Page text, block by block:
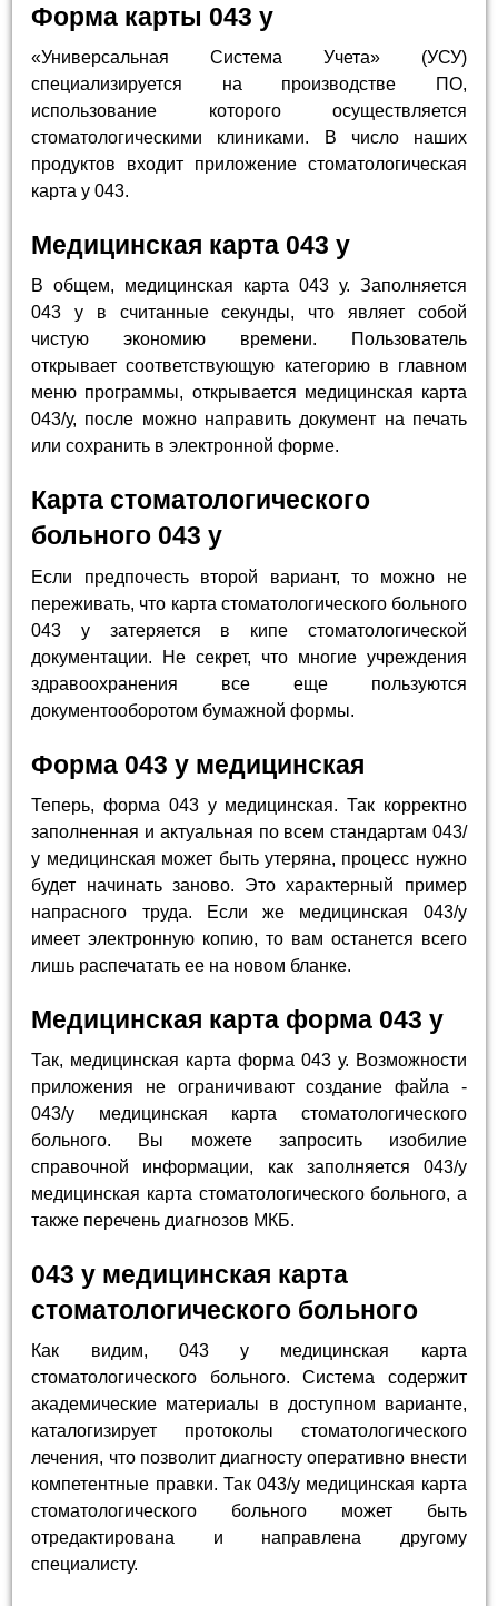
Форма карты 043 у
«Универсальная Система Учета» (УСУ)
специализируется на производстве ПО,
использование которого осуществляется
стоматологическими клиниками. В число наших
продуктов входит приложение стоматологическая
карта у 043.
Медицинская карта 043 у
В общем, медицинская карта 043 у. Заполняется
043 у в считанные секунды, что являет собой
чистую экономию времени. Пользователь
открывает соответствующую категорию в главном
меню программы, открывается медицинская карта
043/у, после можно направить документ на печать
или сохранить в электронной форме.
Карта стоматологического
больного 043 у
Если предпочесть второй вариант, то можно не
переживать, что карта стоматологического больного
043 у затеряется в кипе стоматологической
документации. Не секрет, что многие учреждения
здравоохранения все еще пользуются
документооборотом бумажной формы.
Форма 043 у медицинская
Теперь, форма 043 у медицинская. Так корректно
заполненная и актуальная по всем стандартам 043/
у медицинская может быть утеряна, процесс нужно
будет начинать заново. Это характерный пример
напрасного труда. Если же медицинская 043/у
имеет электронную копию, то вам останется всего
лишь распечатать ее на новом бланке.
Медицинская карта форма 043 у
Так, медицинская карта форма 043 у. Возможности
приложения не ограничивают создание файла -
043/у медицинская карта стоматологического
больного. Вы можете запросить изобилие
справочной информации, как заполняется 043/у
медицинская карта стоматологического больного, а
также перечень диагнозов МКБ.
043 у медицинская карта
стоматологического больного
Как видим, 043 у медицинская карта
стоматологического больного. Система содержит
академические материалы в доступном варианте,
каталогизирует протоколы стоматологического
лечения, что позволит диагносту оперативно внести
компетентные правки. Так 043/у медицинская карта
стоматологического больного может быть
отредактирована и направлена другому
специалисту.